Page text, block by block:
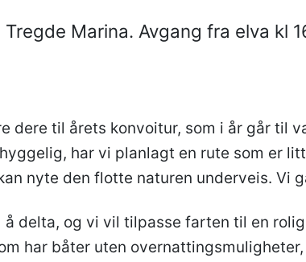
Marina. Avgang fra elva kl
dere til årets konvoitur, som i år går til
har vi planlagt en rute som er
nyte den flotte naturen underveis. Vi
delta, og vi vil tilpasse farten til en
har båter uten